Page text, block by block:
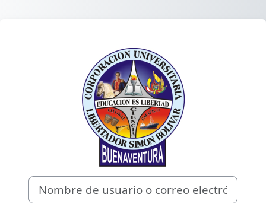
Entrar a
Nombre de usuario o correo electrónico